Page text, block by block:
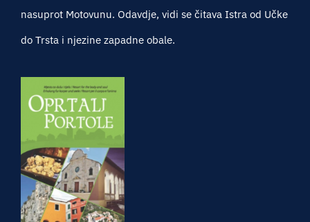
nasuprot Motovunu. Odavdje, vidi se čitava Istra od Učke
do Trsta i njezine zapadne obale.